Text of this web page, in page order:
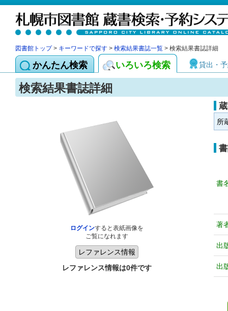
図書館トップ> キーワードで探す > 検索結果書誌一覧 > 検索結果書誌詳細
かんたん検索 いろいろ検索 貸出・
検索結果書誌詳細
ログインすると表紙画像を
ご覧になれます
レファレンス情報は0件です
所
書
著
出
出